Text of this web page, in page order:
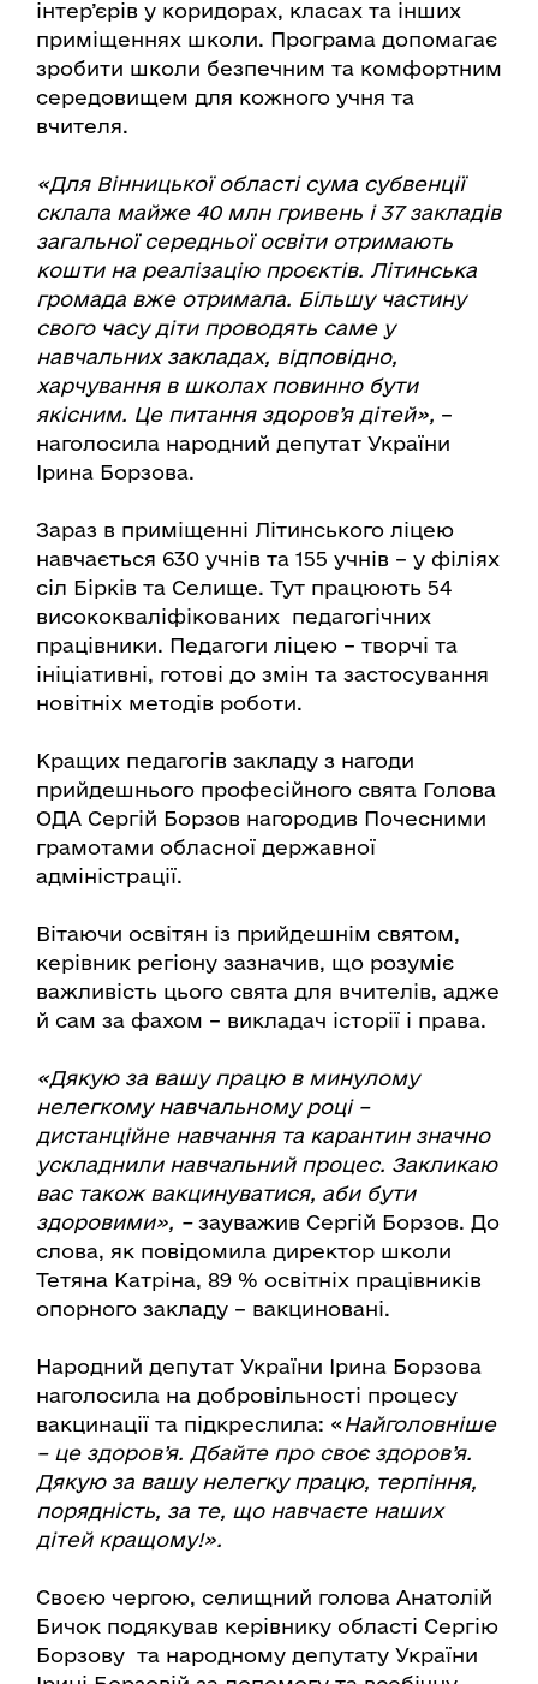
інтер’єрів у коридорах, класах та інших
приміщеннях школи. Програма допомагає
зробити школи безпечним та комфортним
середовищем для кожного учня та
вчителя.
«Для Вінницької області сума субвенції
склала майже 40 млн гривень і 37 закладів
загальної середньої освіти отримають
кошти на реалізацію проєктів. Літинська
громада вже отримала. Більшу частину
свого часу діти проводять саме у
навчальних закладах, відповідно,
харчування в школах повинно бути
якісним. Це питання здоров’я дітей», –
наголосила народний депутат України
Ірина Борзова.
Зараз в приміщенні Літинського ліцею
навчається 630 учнів та 155 учнів – у філіях
сіл Бірків та Селище. Тут працюють 54
висококваліфікованих педагогічних
працівники. Педагоги ліцею – творчі та
ініціативні, готові до змін та застосування
новітніх методів роботи.
Кращих педагогів закладу з нагоди
прийдешнього професійного свята Голова
ОДА Сергій Борзов нагородив Почесними
грамотами обласної державної
адміністрації.
Вітаючи освітян із прийдешнім святом,
керівник регіону зазначив, що розуміє
важливість цього свята для вчителів, адже
й сам за фахом – викладач історії і права.
«Дякую за вашу працю в минулому
нелегкому навчальному році –
дистанційне навчання та карантин значно
ускладнили навчальний процес. Закликаю
вас також вакцинуватися, аби бути
здоровими», – зауважив Сергій Борзов. До
слова, як повідомила директор школи
Тетяна Катріна, 89 % освітніх працівників
опорного закладу – вакциновані.
Народний депутат України Ірина Борзова
наголосила на добровільності процесу
вакцинації та підкреслила: « Найголовніше
– це здоров’я. Дбайте про своє здоров’я.
Дякую за вашу нелегку працю, терпіння,
порядність, за те, що навчаєте наших
дітей кращому!».
Своєю чергою, селищний голова Анатолій
Бичок подякував керівнику області Сергію
Борзову та народному депутату України